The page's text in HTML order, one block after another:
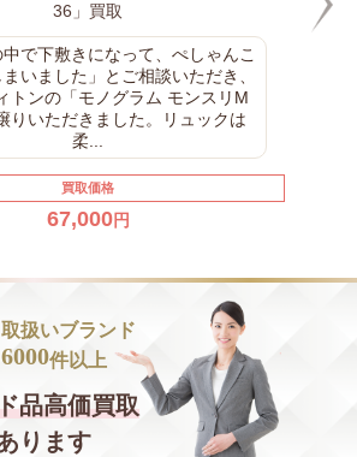
36」買取
中で下敷きになって、ぺしゃんこ
いました」とご相談いただき、
トンの「モノグラム モンスリM
りいただきました。リュックは
柔...
買取価格
67,000円
取扱いブランド
6000件以上
品高価買取
ります